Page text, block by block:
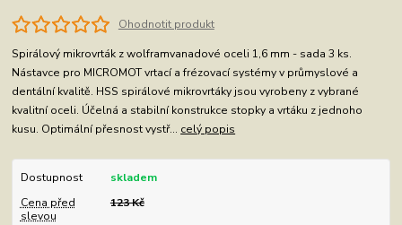
Ohodnotit produkt
Spirálový mikrovrták z wolframvanadové oceli 1,6 mm - sada 3 ks.
Nástavce pro MICROMOT vrtací a frézovací systémy v průmyslové a
dentální kvalitě. HSS spirálové mikrovrtáky jsou vyrobeny z vybrané
kvalitní oceli. Účelná a stabilní konstrukce stopky a vrtáku z jednoho
kusu. Optimální přesnost vystř... celý popis
Dostupnost
skladem
Cena před
slevou
123 Kč